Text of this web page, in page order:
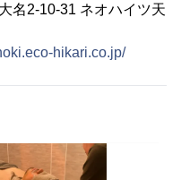
名2-10-31 ネオハイツ天
hikari.co.jp/